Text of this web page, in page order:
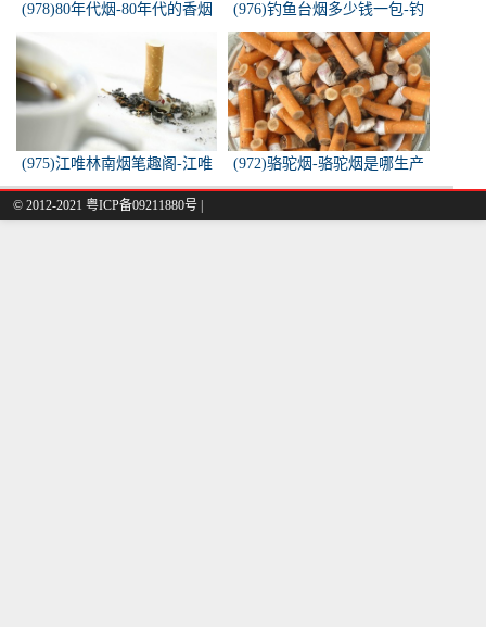
(978)80年代烟-80年代的香烟
(976)钓鱼台烟多少钱一包-钓
鱼台烟多少钱一包
(975)江唯林南烟笔趣阁-江唯
林南烟小说叫什么名字？
(972)骆驼烟-骆驼烟是哪生产
的
© 2012-2021 粤ICP备09211880号 |